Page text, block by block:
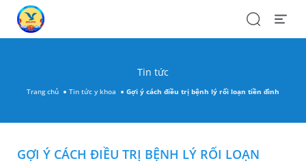
SearchOpen
Tin tức
Trang chủ Tin tức y khoa Gợi ý cách điều trị bệnh lý rối loạn tiền đình
GỢI Ý CÁCH ĐIỀU TRỊ BỆNH LÝ RỐI LOẠN